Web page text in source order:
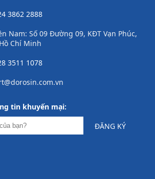
3862 2888
Nam: Số 09 Đường 09, KĐT Vạn Phúc,
Chí Minh
3511 1078
tin khuyến mại:
ĐĂNG KÝ